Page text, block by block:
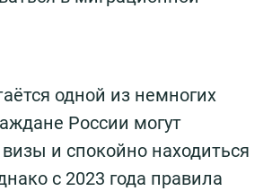
одной из немногих
России могут
и спокойно находиться
с 2023 года правила